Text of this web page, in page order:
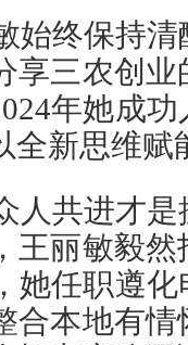
始终保持
享三农创
年她成
全新思维赋
人共进才
王丽敏毅
她任职遵
合本地有